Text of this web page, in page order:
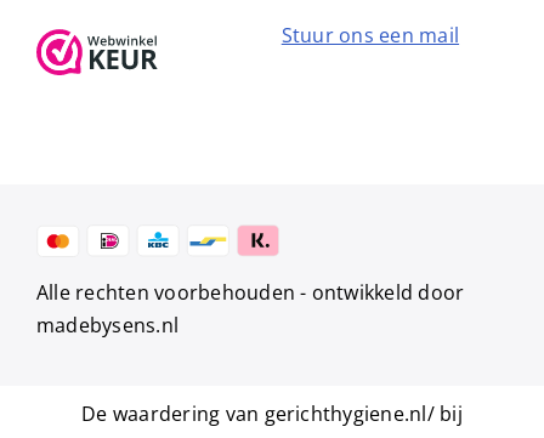
Stuur ons een mail
Alle rechten voorbehouden - ontwikkeld door
madebysens.nl
De waardering van gerichthygiene.nl/ bij